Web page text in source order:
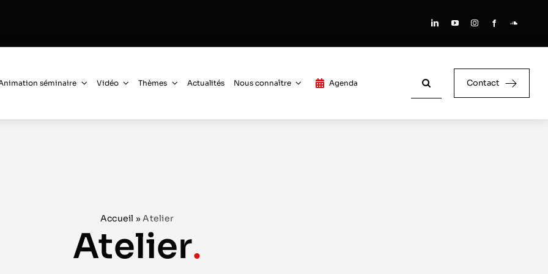
séminaire Vidéo Thèmes Actualités Nous connaître Agenda Contact
Accueil »Atelier
Atelier.